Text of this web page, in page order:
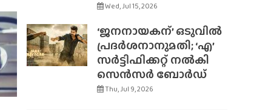
Wed, Jul 15, 2026
‘ജനനായകന്’ ഒടുവിൽ
പ്രദർശനാനുമതി; ‘എ’
സർട്ടിഫിക്കറ്റ് നൽകി
സെൻസർ ബോർഡ്
Thu, Jul 9, 2026